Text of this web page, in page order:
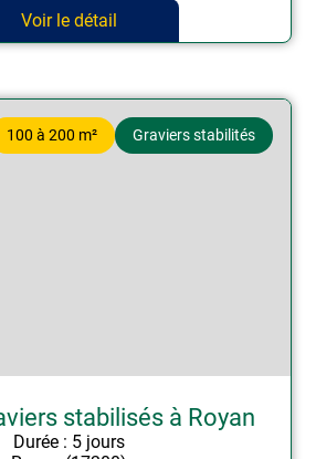
Voir le détail
100 à 200 m² Graviers stabilités
stabilisés à Royan
Durée : 5 jours